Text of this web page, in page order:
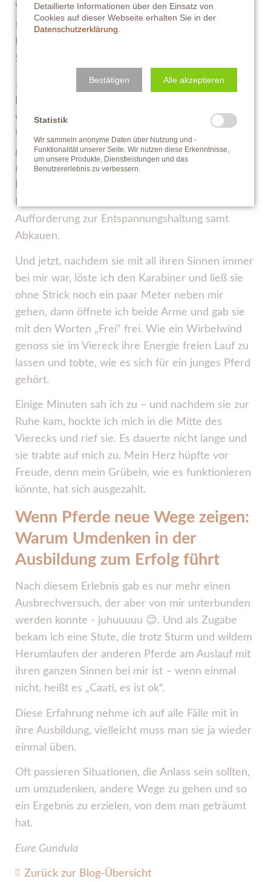
Vertrauens- oder Bindungsaufbau – merkte ich
schon, wie sie immer, wenn ich den Auslauf
Streicheleinheiten zu bekommen.
Jetzt war der Moment gekommen, um
würden.
Wir betraten, dass große Viereck und übten
gleich mal das Kreuzen der Hinterbeine – hier als
mentale Übung nicht wegzulaufen – ein paar
Aufforderung zur Entspannungshaltung samt
Abkauen.
Und jetzt, nachdem sie mit all ihren Sinnen immer
bei mir war, löste ich den Karabiner und ließ sie
ohne Strick noch ein paar Meter neben mir
gehen, dann öffnete ich beide Arme und gab sie
mit den Worten „Frei“ frei. Wie ein Wirbelwind
genoss sie im Viereck ihre Energie freien Lauf zu
lassen und tobte, wie es sich für ein junges Pferd
gehört.
Einige Minuten sah ich zu – und nachdem sie zur
Ruhe kam, hockte ich mich in die Mitte des
Vierecks und rief sie. Es dauerte nicht lange und
sie trabte auf mich zu. Mein Herz hüpfte vor
Freude, denn mein Grübeln, wie es funktionieren
könnte, hat sich ausgezahlt.
Wenn Pferde neue Wege zeigen:
Warum Umdenken in der
Ausbildung zum Erfolg führt
Nach diesem Erlebnis gab es nur mehr einen
Ausbrechversuch, der aber von mir unterbunden
werden konnte - juhuuuuu 😊. Und als Zugabe
bekam ich eine Stute, die trotz Sturm und wildem
Herumlaufen der anderen Pferde am Auslauf mit
ihren ganzen Sinnen bei mir ist – wenn einmal
nicht, heißt es „Caati, es ist ok“.
Diese Erfahrung nehme ich auf alle Fälle mit in
ihre Ausbildung, vielleicht muss man sie ja wieder
einmal üben.
Oft passieren Situationen, die Anlass sein sollten,
um umzudenken, andere Wege zu gehen und so
ein Ergebnis zu erzielen, von dem man geträumt
hat.
Eure Gundula
Zurück zur Blog-Übersicht
Detaillierte Informationen über den Einsatz von
Cookies auf dieser Webseite erhalten Sie in der
Datenschutzerklärung
Bestätigen Alle akzeptieren
Statistik
Wir sammeln anonyme Daten über Nutzung und -
Funktionalität unserer Seite. Wir nutzen diese Erkenntnisse,
um unsere Produkte, Dienstleistungen und das
Benutzererlebnis zu verbessern.